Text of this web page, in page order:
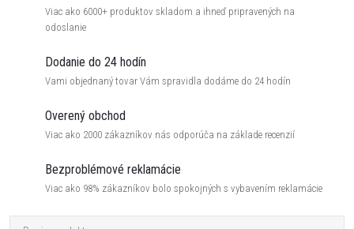
Viac ako 6000+ produktov skladom a ihneď pripravených na
odoslanie
Dodanie do 24 hodín
Vami objednaný tovar Vám spravidla dodáme do 24 hodín
Overený obchod
Viac ako 2000 zákazníkov nás odporúča na základe recenzií
Bezproblémové reklamácie
Viac ako 98% zákazníkov bolo spokojných s vybavením reklamácie